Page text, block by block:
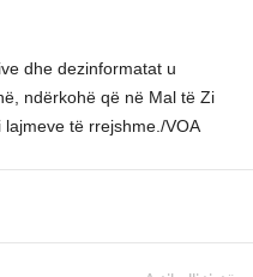
dhe dezinformatat u
ndërkohë që në Mal të Zi
të rrejshme./VOA